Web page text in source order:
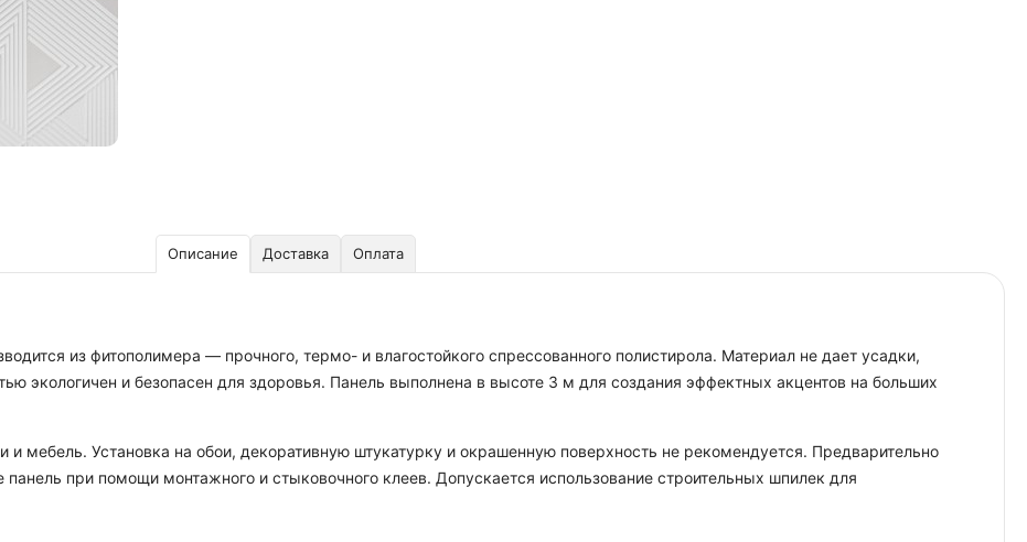
Описание Доставка Оплата
из фитополимера — прочного, термо- и влагостойкого спрессованного полистирола. Материал не дает усадки,
экологичен и безопасен для здоровья. Панель выполнена в высоте 3 м для создания эффектных акцентов на больших
мебель. Установка на обои, декоративную штукатурку и окрашенную поверхность не рекомендуется. Предварительно
панель при помощи монтажного и стыковочного клеев. Допускается использование строительных шпилек для